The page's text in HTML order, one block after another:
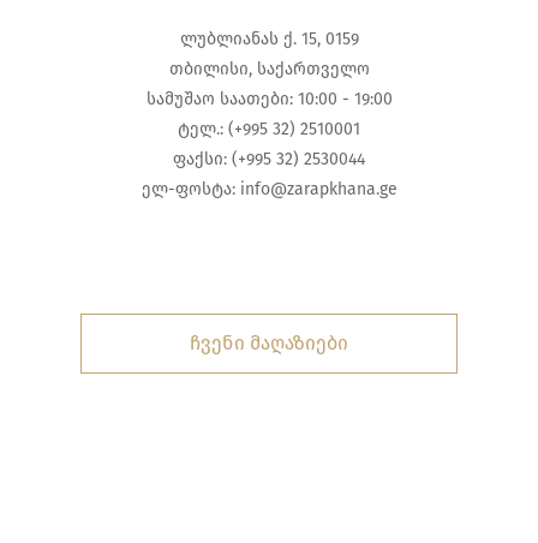
ლუბლიანას ქ. 15, 0159
თბილისი, საქართველო
სამუშაო საათები: 10:00 - 19:00
ტელ.: (+995 32) 2510001
ფაქსი: (+995 32) 2530044
ელ-ფოსტა: info@zarapkhana.ge
ჩვენი მაღაზიები